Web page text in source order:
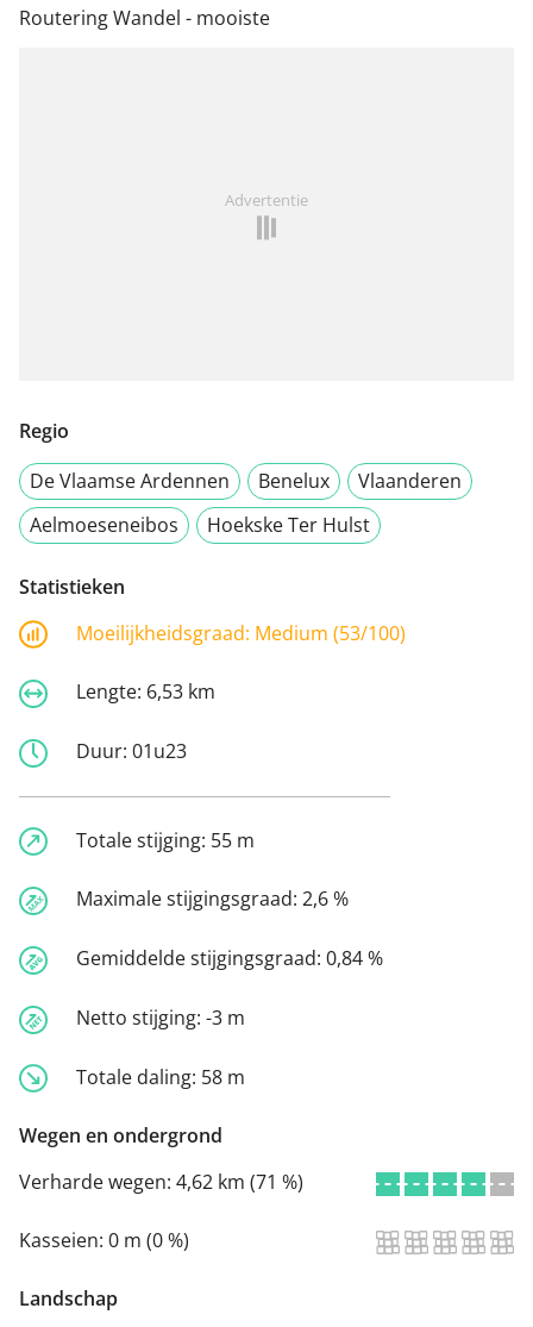
Routering Wandel - mooiste
Advertentie
Regio
De Vlaamse Ardennen
Benelux
Vlaanderen
Aelmoeseneibos
Hoekske Ter Hulst
Statistieken
Moeilijkheidsgraad: Medium (53/100)
Lengte: 6,53 km
Duur: 01u23
Totale stijging: 55 m
Maximale stijgingsgraad: 2,6 %
Gemiddelde stijgingsgraad: 0,84 %
Netto stijging: -3 m
Totale daling: 58 m
Wegen en ondergrond
Verharde wegen: 4,62 km (71 %)
Kasseien: 0 m (0 %)
Landschap